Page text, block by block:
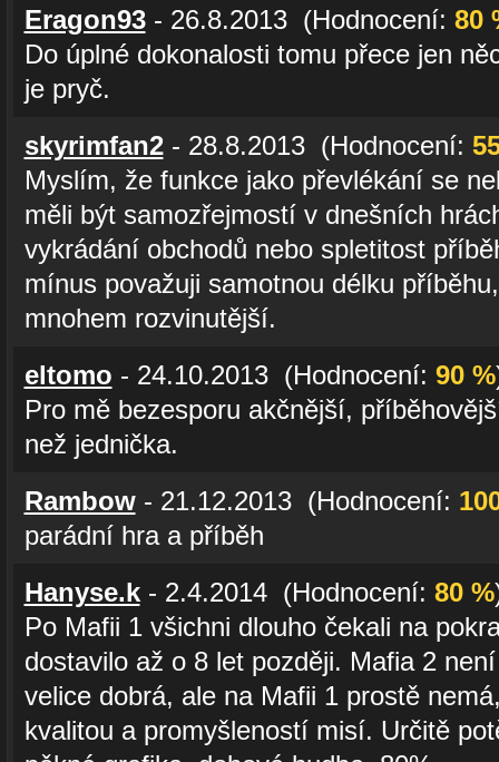
Eragon93- 26.8.2013 (Hodnocení: 80
Do úplné dokonalosti tomu přece jen
je pryč.
skyrimfan2- 28.8.2013 (Hodnocení:
Myslím, že funkce jako převlékání se
měli být samozřejmostí v dnešních
vykrádání obchodů nebo spletitost
mínus považuji samotnou délku
mnohem rozvinutější.
eltomo - 24.10.2013 (Hodnocení: 90 %
Pro mě bezesporu akčnější,
než jednička.
Rambow- 21.12.2013 (Hodnocení:
parádní hra a příběh
Hanyse.k- 2.4.2014 (Hodnocení: 80 %
Po Mafii 1 všichni dlouho čekali na
dostavilo až o 8 let později. Mafia 2
velice dobrá, ale na Mafii 1 prostě
kvalitou a promyšleností misí. Určitě